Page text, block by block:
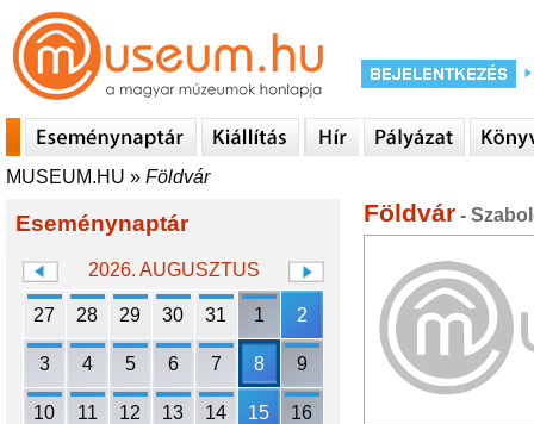
MUSEUM.HU » Földvár
Eseménynaptár
2026. AUGUSZTUS
27 28 29 30 31 1 2
3 4 5 6 7 8 9
10 11 12 13 14 15 16
Földvár -